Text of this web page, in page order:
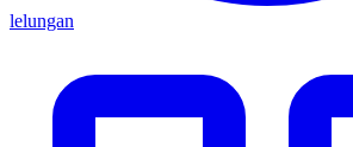
lelungan